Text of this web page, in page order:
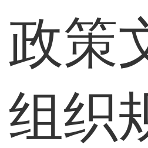
政策
组织